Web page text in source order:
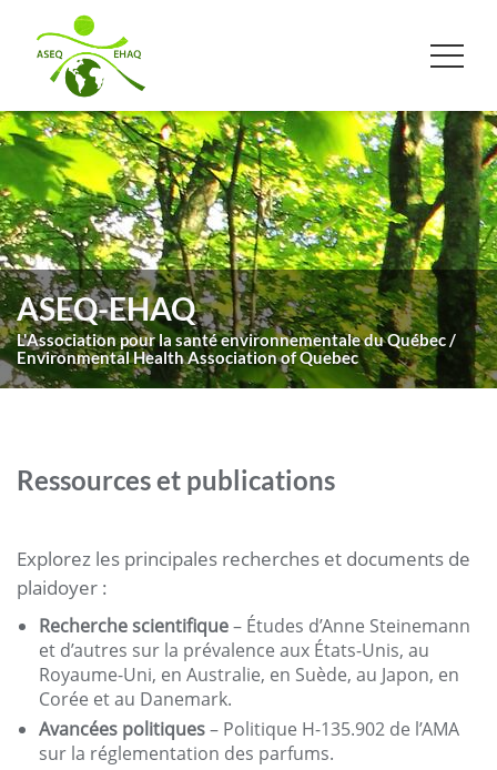
ASEQ-EHAQ
L'Association pour la santé environnementale du Québec /
Environmental Health Association of Quebec
Ressources et publications
Explorez les principales recherches et documents de
plaidoyer :
Recherche scientifique– Études d’Anne Steinemann
et d’autres sur la prévalence aux États-Unis, au
Royaume-Uni, en Australie, en Suède, au Japon, en
Corée et au Danemark.
Avancées politiques– Politique H-135.902 de l’AMA
sur la réglementation des parfums.